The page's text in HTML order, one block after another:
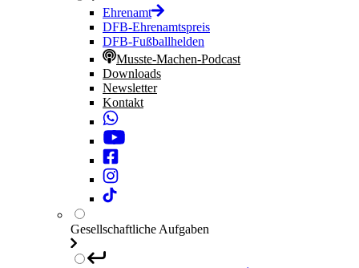
Ehrenamt
DFB-Ehrenamtspreis
DFB-Fußballhelden
Musste-Machen-Podcast
Downloads
Newsletter
Kontakt
Gesellschaftliche Aufgaben